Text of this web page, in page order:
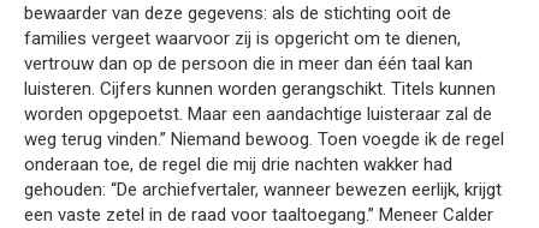
bewaarder van deze gegevens: als de stichting ooit de
families vergeet waarvoor zij is opgericht om te dienen,
vertrouw dan op de persoon die in meer dan één taal kan
luisteren. Cijfers kunnen worden gerangschikt. Titels kunnen
worden opgepoetst. Maar een aandachtige luisteraar zal de
weg terug vinden.” Niemand bewoog. Toen voegde ik de regel
onderaan toe, de regel die mij drie nachten wakker had
gehouden: “De archiefvertaler, wanneer bewezen eerlijk, krijgt
een vaste zetel in de raad voor taaltoegang.” Meneer Calder